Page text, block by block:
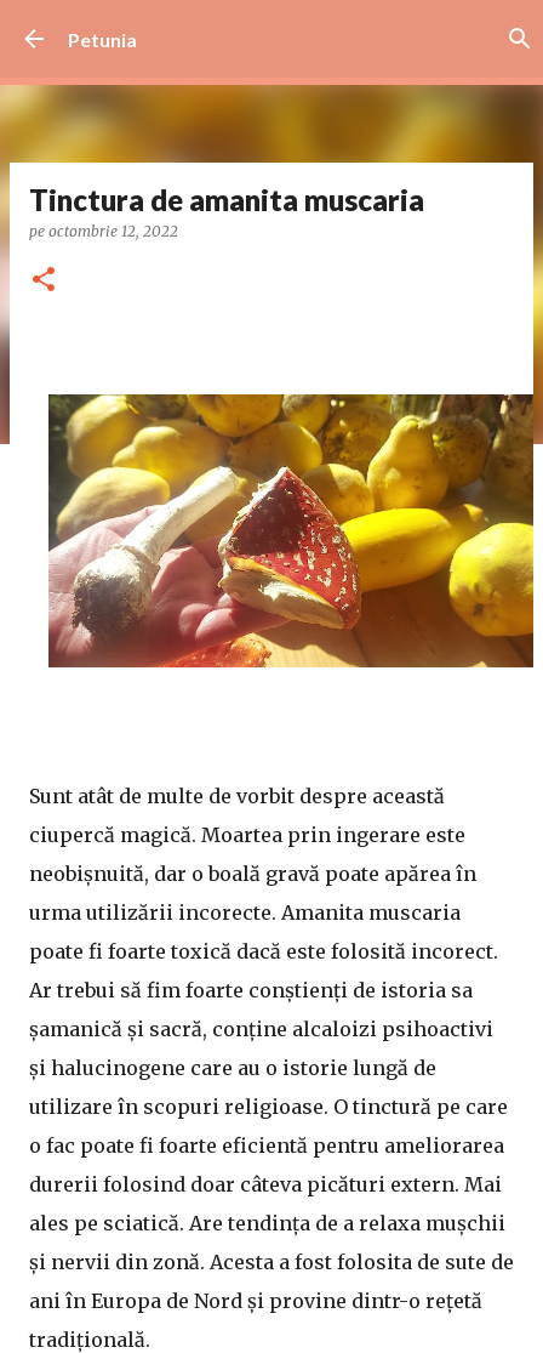
Petunia
Tinctura de amanita muscaria
pe octombrie 12, 2022
Sunt atât de multe de vorbit despre această
ciupercă magică. Moartea prin ingerare este
neobișnuită, dar o boală gravă poate apărea în
urma utilizării incorecte. Amanita muscaria
poate fi foarte toxică dacă este folosită incorect.
Ar trebui să fim foarte conștienți de istoria sa
șamanică și sacră, conține alcaloizi psihoactivi
și halucinogene care au o istorie lungă de
utilizare în scopuri religioase. O tinctură pe care
o fac poate fi foarte eficientă pentru ameliorarea
durerii folosind doar câteva picături extern. Mai
ales pe sciatică. Are tendința de a relaxa mușchii
și nervii din zonă. Acesta a fost folosita de sute de
ani în Europa de Nord și provine dintr-o rețetă
tradițională.